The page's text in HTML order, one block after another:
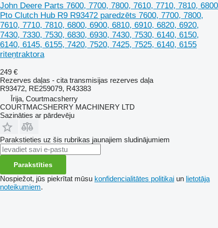
John Deere Parts 7600, 7700, 7800, 7610, 7710, 7810, 6800
Pto Clutch Hub R9 R93472 paredzēts 7600, 7700, 7800,
7610, 7710, 7810, 6800, 6900, 6810, 6910, 6820, 6920,
7430, 7330, 7530, 6830, 6930, 7430, 7530, 6140, 6150,
6140, 6145, 6155, 7420, 7520, 7425, 7525, 6140, 6155
riteņtraktora
249 €
Rezerves daļas - cita transmisijas rezerves daļa
R93472, RE259079, R43383
Īrija, Courtmacsherry
COURTMACSHERRY MACHINERY LTD
Sazināties ar pārdevēju
Parakstieties uz šis rubrikas jaunajiem sludinājumiem
Parakstīties
Nospiežot, jūs piekrītat mūsu konfidencialitātes politikai un lietotāja
noteikumiem.